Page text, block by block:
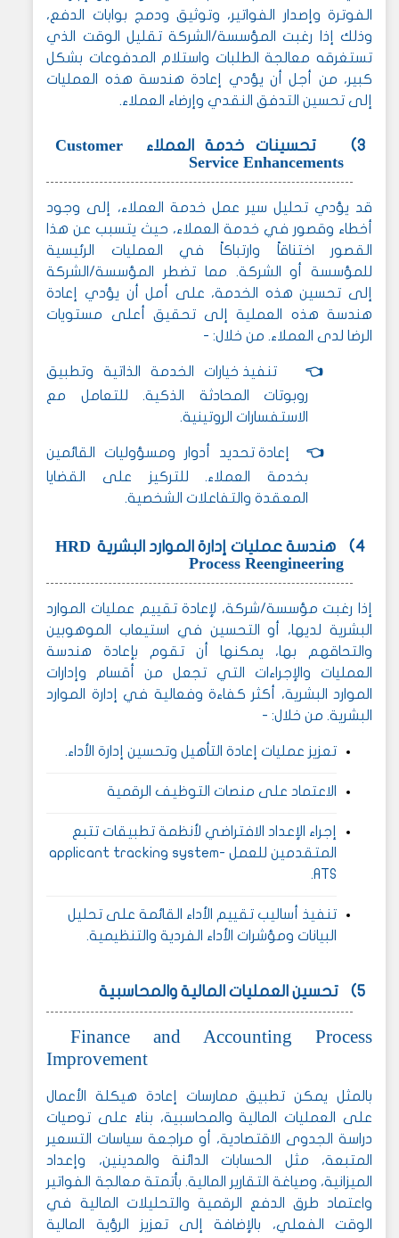
الفوترة وإصدار الفواتير، وتوثيق ودمج بوابات الدفع،
وذلك إذا رغبت المؤسسة/الشركة تقليل الوقت الذي
تستغرقه معالجة الطلبات واستلام المدفوعات بشكل
كبير، من أجل أن يؤدي إعادة هندسة هذه العمليات
إلى تحسين التدفق النقدي وإرضاء العملاء.
3) تحسينات خدمة العملاء
Customer
Service Enhancements
قد يؤدي تحليل سير عمل خدمة العملاء، إلى وجود
أخطاء وقصور في خدمة العملاء، حيث يتسبب عن هذا
القصور اختناقاً وارتباكاً في العمليات الرئيسية
للمؤسسة أو الشركة. مما تضطر المؤسسة/الشركة
إلى تحسين هذه الخدمة، على أمل أن يؤدي إعادة
هندسة هذه العملية إلى تحقيق أعلى مستويات
الرضا لدى العملاء. من خلال: -
👈
تنفيذ خيارات الخدمة الذاتية وتطبيق
روبوتات المحادثة الذكية. للتعامل مع
الاستفسارات الروتينية.
👈
إعادة تحديد أدوار ومسؤوليات القائمين
بخدمة العملاء. للتركيز على القضايا
المعقدة والتفاعلات الشخصية.
4) هندسة عمليات إدارة الموارد البشرية HRD
Process Reengineering
إذا رغبت مؤسسة/شركة، لإعادة تقييم عمليات الموارد
البشرية لديها، أو التحسين في استيعاب الموهوبين
والتحاقهم بها، يمكنها أن تقوم بإعادة هندسة
العمليات والإجراءات التي تجعل من أقسام وإدارات
الموارد البشرية، أكثر كفاءة وفعالية في إدارة الموارد
البشرية. من خلال: -
تعزيز عمليات إعادة التأهيل وتحسين إدارة الأداء.
الاعتماد على منصات التوظيف الرقمية
إجراء الإعداد الافتراضي لأنظمة تطبيقات تتبع
المتقدمين للعمل applicant tracking system-
ATS
.
تنفيذ أساليب تقييم الأداء القائمة على تحليل
البيانات ومؤشرات الأداء الفردية والتنظيمية.
5) تحسين العمليات المالية والمحاسبية
Finance and Accounting Process
Improvement
بالمثل يمكن تطبيق ممارسات إعادة هيكلة الأعمال
على العمليات المالية والمحاسبية، بناءً على توصيات
دراسة الجدوى الاقتصادية، أو مراجعة سياسات التسعير
المتبعة، مثل الحسابات الدائنة والمدينين، وإعداد
الميزانية، وصياغة التقارير المالية. بأتمتة معالجة الفواتير
واعتماد طرق الدفع الرقمية والتحليلات المالية في
الوقت الفعلي، بالإضافة إلى تعزيز الرؤية المالية